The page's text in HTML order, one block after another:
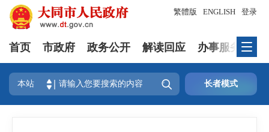
登录
繁體版 ENGLISH
首页 市政府 政务公开 解读回应 办事服务
本站  长者模式